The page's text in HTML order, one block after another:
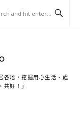
各地，挖掘用心生活、處
好！」